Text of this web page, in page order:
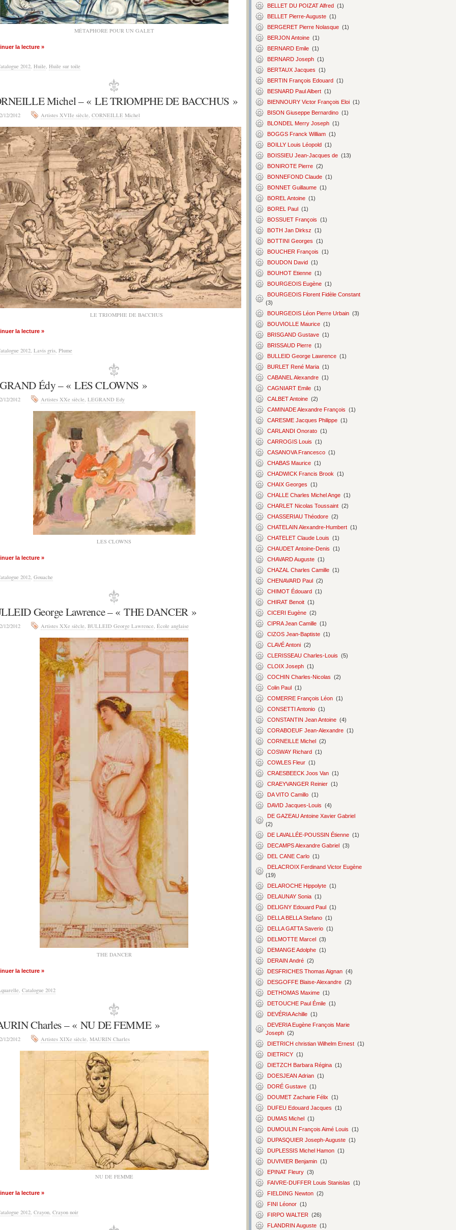
MÉTAPHORE POUR UN GALET
la lecture »
2012, Huile, Huile sur toile
Michel – « LE TRIOMPHE DE BACCHUS »
12/2012 Artistes XVIIe siècle, CORNEILLE Michel
LE TRIOMPHE DE BACCHUS
la lecture »
2012, Lavis gris, Plume
Édy – « LES CLOWNS »
12/2012 Artistes XXe siècle, LEGRAND Edy
LES CLOWNS
la lecture »
2012, Gouache
George Lawrence – « THE DANCER »
12/2012 Artistes XXe siècle, BULLEID George Lawrence, École anglaise
THE DANCER
la lecture »
, Catalogue 2012
Charles – « NU DE FEMME »
12/2012 Artistes XIXe siècle, MAURIN Charles
NU DE FEMME
la lecture »
2012, Crayon, Crayon noir
BELLET DU POIZAT Alfred (1)
BELLET Pierre-Auguste (1)
BERGERET Pierre Nolasque (1)
BERJON Antoine (1)
BERNARD Emile (1)
BERNARD Joseph (1)
BERTAUX Jacques (1)
BERTIN François Edouard (1)
BESNARD Paul Albert (1)
BIENNOURY Victor François Eloi (1)
BISON Giuseppe Bernardino (1)
BLONDEL Merry Joseph (1)
BOGGS Franck William (1)
BOILLY Louis Léopold (1)
BOISSIEU Jean-Jacques de (13)
BONIROTE Pierre (2)
BONNEFOND Claude (1)
BONNET Guillaume (1)
BOREL Antoine (1)
BOREL Paul (1)
BOSSUET François (1)
BOTH Jan Dirksz (1)
BOTTINI Georges (1)
BOUCHER François (1)
BOUDON David (1)
BOUHOT Etienne (1)
BOURGEOIS Eugène (1)
BOURGEOIS Florent Fidèle Constant
(3)
BOURGEOIS Léon Pierre Urbain (3)
BOUVIOLLE Maurice (1)
BRISGAND Gustave (1)
BRISSAUD Pierre (1)
BULLEID George Lawrence (1)
BURLET René Maria (1)
CABANEL Alexandre (1)
CAGNIART Emile (1)
CALBET Antoine (2)
CAMINADE Alexandre François (1)
CARESME Jacques Philippe (1)
CARLANDI Onorato (1)
CARROGIS Louis (1)
CASANOVA Francesco (1)
CHABAS Maurice (1)
CHADWICK Francis Brook (1)
CHAIX Georges (1)
CHALLE Charles Michel Ange (1)
CHARLET Nicolas Toussaint (2)
CHASSERIAU Théodore (2)
CHATELAIN Alexandre-Humbert (1)
CHATELET Claude Louis (1)
CHAUDET Antoine-Denis (1)
CHAVARD Auguste (1)
CHAZAL Charles Camille (1)
CHENAVARD Paul (2)
CHIMOT Édouard (1)
CHIRAT Benoit (1)
CICERI Eugène (2)
CIPRA Jean Camille (1)
CIZOS Jean-Baptiste (1)
CLAVÉ Antoni (2)
CLERISSEAU Charles-Louis (5)
CLOIX Joseph (1)
COCHIN Charles-Nicolas (2)
Colin Paul (1)
COMERRE François Léon (1)
CONSETTI Antonio (1)
CONSTANTIN Jean Antoine (4)
CORABOEUF Jean-Alexandre (1)
CORNEILLE Michel (2)
COSWAY Richard (1)
COWLES Fleur (1)
CRAESBEECK Joos Van (1)
CRAEYVANGER Reinier (1)
DA VITO Camillo (1)
DAVID Jacques-Louis (4)
DE GAZEAU Antoine Xavier Gabriel
(2)
DE LAVALLÉE-POUSSIN Étienne (1)
DECAMPS Alexandre Gabriel (3)
DEL CANE Carlo (1)
DELACROIX Ferdinand Victor Eugène
(19)
DELAROCHE Hippolyte (1)
DELAUNAY Sonia (1)
DELIGNY Edouard Paul (1)
DELLA BELLA Stefano (1)
DELLA GATTA Saverio (1)
DELMOTTE Marcel (3)
DEMANGE Adolphe (1)
DERAIN André (2)
DESFRICHES Thomas Aignan (4)
DESGOFFE Blaise-Alexandre (2)
DETHOMAS Maxime (1)
DETOUCHE Paul Émile (1)
DEVÉRIA Achille (1)
DEVERIA Eugène François Marie
Joseph (2)
DIETRICH christian Wilhelm Ernest (1)
DIETRICY (1)
DIETZCH Barbara Régina (1)
DOESJEAN Adrian (1)
DORÉ Gustave (1)
DOUMET Zacharie Félix (1)
DUFEU Edouard Jacques (1)
DUMAS Michel (1)
DUMOULIN François Aimé Louis (1)
DUPASQUIER Joseph-Auguste (1)
DUPLESSIS Michel Hamon (1)
DUVIVIER Benjamin (1)
EPINAT Fleury (3)
FAIVRE-DUFFER Louis Stanislas (1)
FIELDING Newton (2)
FINI Léonor (1)
FIRPO WALTER (26)
FLANDRIN Auguste (1)